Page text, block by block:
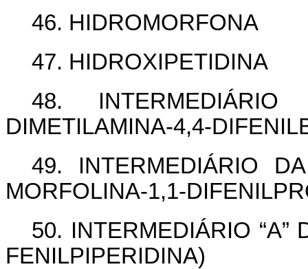
46. HIDROMORFONA
47. HIDROXIPETIDINA
48. INTERMEDIÁRIO
DIMETILAMINA-4,4-
49. INTERMEDIÁRIO
MORFOLINA-1,1-
50. INTERMEDIÁRIO “A”
FENILPIPERIDINA)